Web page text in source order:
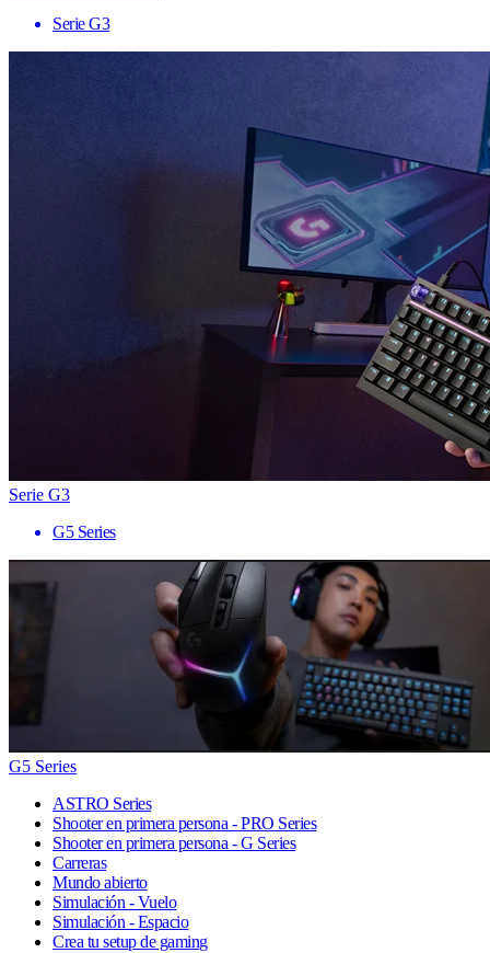
Serie G3
Serie G3
G5 Series
G5 Series
ASTRO Series
Shooter en primera persona - PRO Series
Shooter en primera persona - G Series
Carreras
Mundo abierto
Simulación - Vuelo
Simulación - Espacio
Crea tu setup de gaming